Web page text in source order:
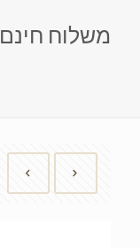
משלוח חינם